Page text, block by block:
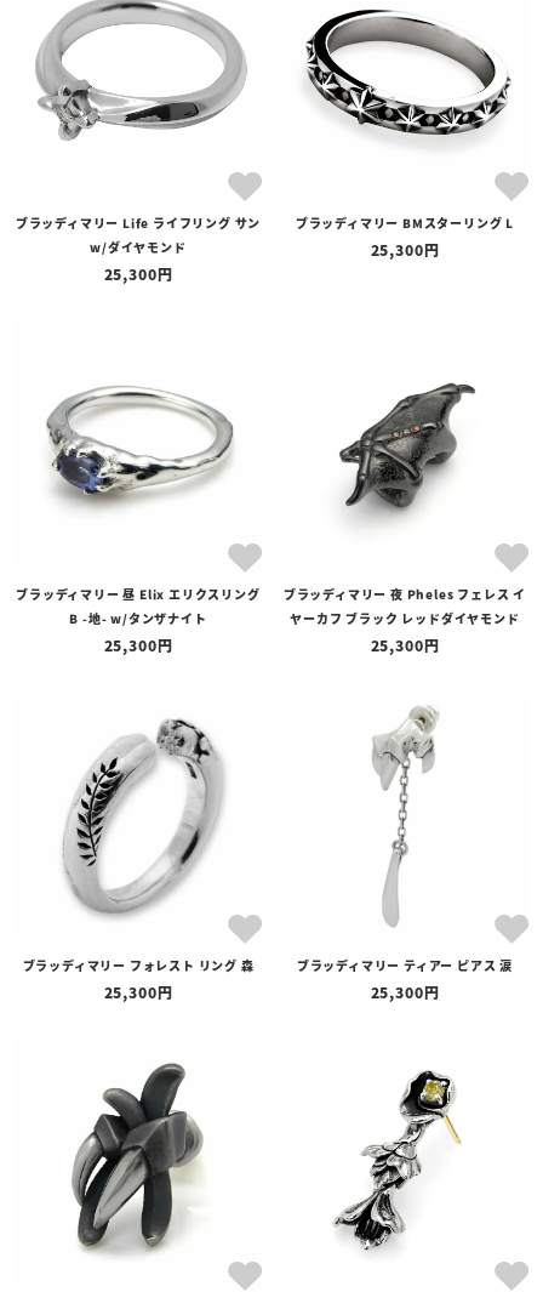
ブラッディマリー Life ライフリング サン
w/ダイヤモンド
25,300
ブラッディマリー BMスターリング L
25,300
ブラッディマリー 昼 Elix エリクスリング
B -地- w/タンザナイト
25,300
ブラッディマリー 夜 Pheles フェレス イ
ヤーカフ ブラック レッドダイヤモンド
25,300
ブラッディマリー フォレスト リング 森
25,300
ブラッディマリー ティアー ピアス 涙
25,300